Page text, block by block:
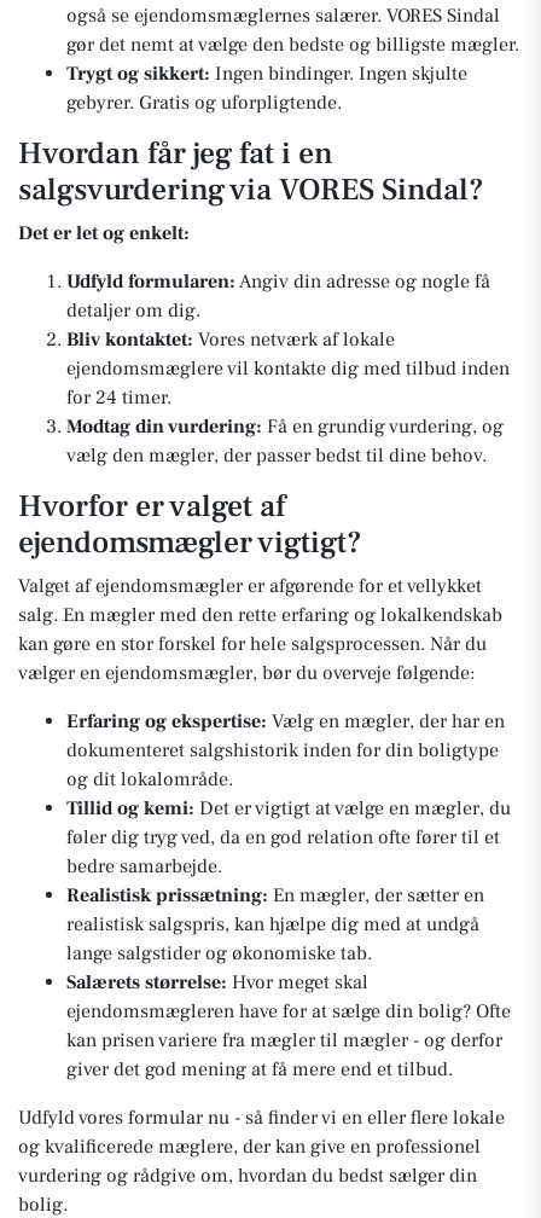
også se ejendomsmæglernes salærer. VORES Sindal
gør det nemt at vælge den bedste og billigste mægler.
Trygt og sikkert: Ingen bindinger. Ingen skjulte
gebyrer. Gratis og uforpligtende.
Hvordan får jeg fat i en
salgsvurdering via VORES Sindal?
Det er let og enkelt:
Udfyld formularen: Angiv din adresse og nogle få
detaljer om dig.
Bliv kontaktet: Vores netværk af lokale
ejendomsmæglere vil kontakte dig med tilbud inden
for 24 timer.
Modtag din vurdering: Få en grundig vurdering, og
vælg den mægler, der passer bedst til dine behov.
Hvorfor er valget af
ejendomsmægler vigtigt?
Valget af ejendomsmægler er afgørende for et vellykket
salg. En mægler med den rette erfaring og lokalkendskab
kan gøre en stor forskel for hele salgsprocessen. Når du
vælger en ejendomsmægler, bør du overveje følgende:
Erfaring og ekspertise: Vælg en mægler, der har en
dokumenteret salgshistorik inden for din boligtype
og dit lokalområde.
Tillid og kemi: Det er vigtigt at vælge en mægler, du
føler dig tryg ved, da en god relation ofte fører til et
bedre samarbejde.
Realistisk prissætning: En mægler, der sætter en
realistisk salgspris, kan hjælpe dig med at undgå
lange salgstider og økonomiske tab.
Salærets størrelse: Hvor meget skal
ejendomsmægleren have for at sælge din bolig? Ofte
kan prisen variere fra mægler til mægler - og derfor
giver det god mening at få mere end et tilbud.
Udfyld vores formular nu - så finder vi en eller flere lokale
og kvalificerede mæglere, der kan give en professionel
vurdering og rådgive om, hvordan du bedst sælger din
bolig.